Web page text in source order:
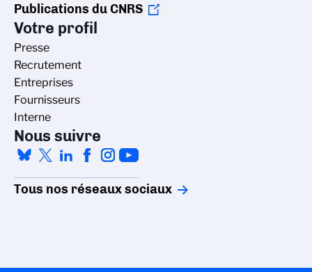
Publications du CNRS
Votre profil
Presse
Recrutement
Entreprises
Fournisseurs
Interne
Nous suivre
Tous nos réseaux sociaux